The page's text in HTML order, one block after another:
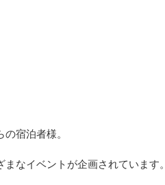
宿泊者様。
なイベントが企画されています。